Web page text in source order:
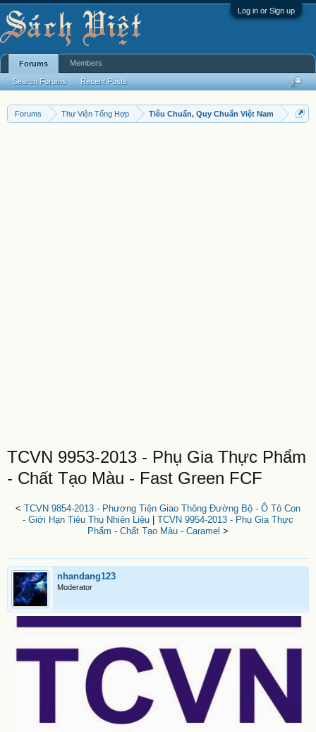
Log in or Sign up
Forums Thư Viện Tổng Hợp Tiêu Chuẩn, Quy Chuẩn Việt Nam
TCVN 9953-2013 - Phụ Gia Thực Phẩm
- Chất Tạo Màu - Fast Green FCF
< TCVN 9854-2013 - Phương Tiện Giao Thông Đường Bộ - Ô Tô Con
- Giới Hạn Tiêu Thụ Nhiên Liệu
TCVN 9954-2013 - Phụ Gia Thực
Phẩm - Chất Tạo Màu - Caramel >
nhandang123
Moderator
Forums
Search Forums Recent Posts
Members